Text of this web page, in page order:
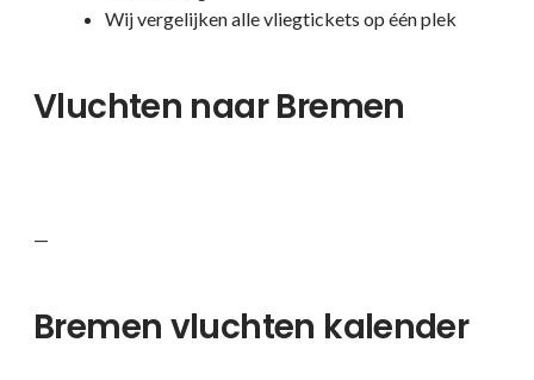
Wij vergelijken alle vliegtickets op één plek
Vluchten naar Bremen
—
Bremen vluchten kalender